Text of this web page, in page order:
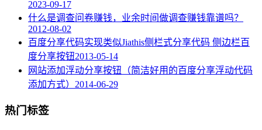
2023-09-17
什么是调查问卷赚钱，业余时间做调查赚钱靠谱吗？
2012-08-02
百度分享代码实现类似Jiathis侧栏式分享代码 侧边栏百
度分享按钮2013-05-14
网站添加浮动分享按钮（简洁好用的百度分享浮动代码
添加方式） 2014-06-29
热门标签